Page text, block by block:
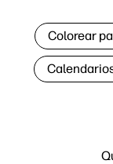
Colorear